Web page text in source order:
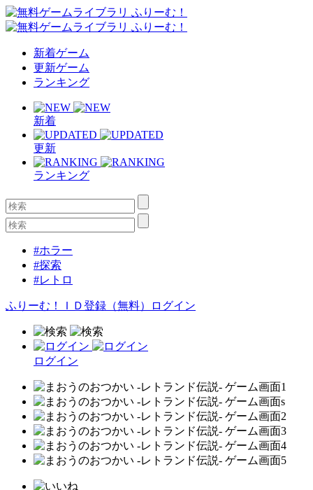
新着ゲーム
更新ゲーム
ランキング
新着
更新
ランキング
#ホラー
#探索
#レトロ
ふりーむ！ＩＤ登録（無料） ログイン
ログイン